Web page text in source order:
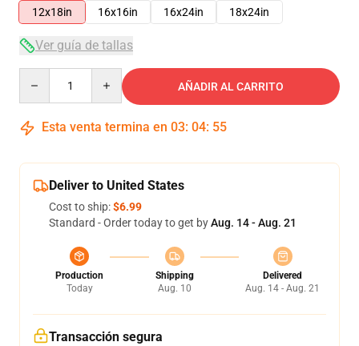
12x18in
16x16in 16x24in 18x24in
Ver guía de tallas
AÑADIR AL CARRITO
Esta venta termina en 03: 04: 54
Deliver to United States
Cost to ship:$6.99
Standard - Order today to get byAug. 14 - Aug. 21
Production
Today
Shipping
Aug. 10
Delivered
Aug. 14 - Aug. 21
Transacción segura